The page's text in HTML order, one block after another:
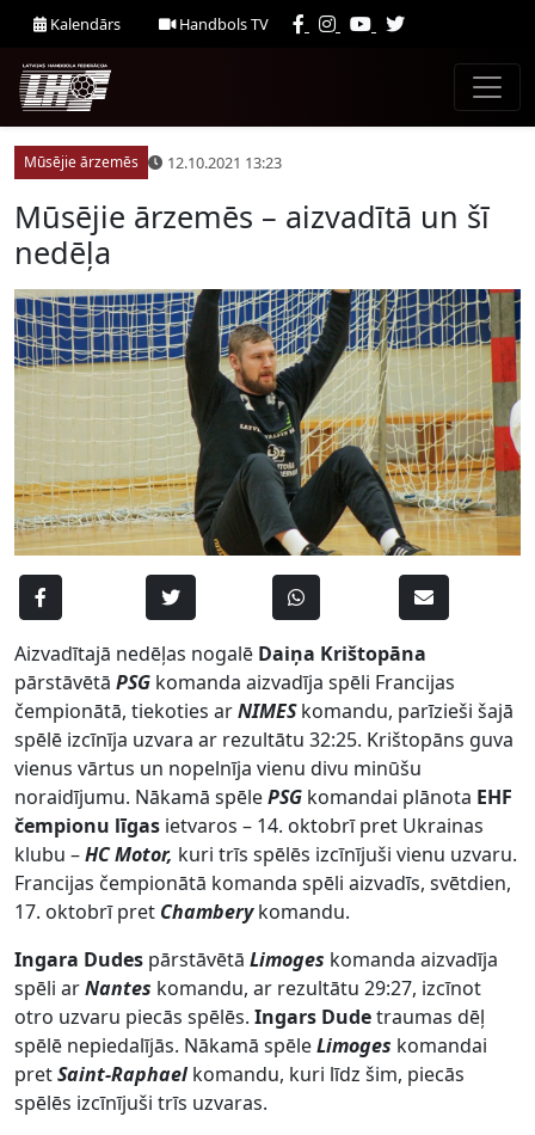
Kalendārs Handbols TV
Mūsējie ārzemēs 12.10.2021 13:23
Mūsējie ārzemēs – aizvadītā un šī
nedēļa
Aizvadītajā nedēļas nogalē Daiņa Krištopāna
pārstāvētā PSG komanda aizvadīja spēli Francijas
čempionātā, tiekoties arNIMESkomandu, parīzieši šajā
spēlē izcīnīja uzvara ar rezultātu 32:25. Krištopāns guva
vienus vārtus un nopelnīja vienu divu minūšu
noraidījumu. Nākamā spēlePSG komandai plānota EHF
čempionu līgas ietvaros – 14. oktobrī pret Ukrainas
klubu –HC Motor, kuri trīs spēlēs izcīnījuši vienu uzvaru.
Francijas čempionātā komanda spēli aizvadīs, svētdien,
17. oktobrī pret Chamberykomandu.
Ingara Dudes pārstāvētā Limoges komanda aizvadīja
spēli arNantes komandu, ar rezultātu 29:27, izcīnot
otro uzvaru piecās spēlēs. Ingars Dudetraumas dēļ
spēlē nepiedalījās. Nākamā spēleLimoges komandai
pretSaint-Raphaelkomandu, kuri līdz šim, piecās
spēlēs izcīnījuši trīs uzvaras.